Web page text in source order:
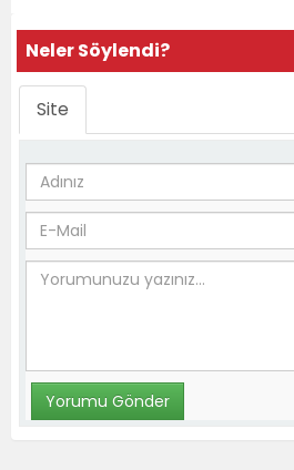
Neler Söylendi?
Site